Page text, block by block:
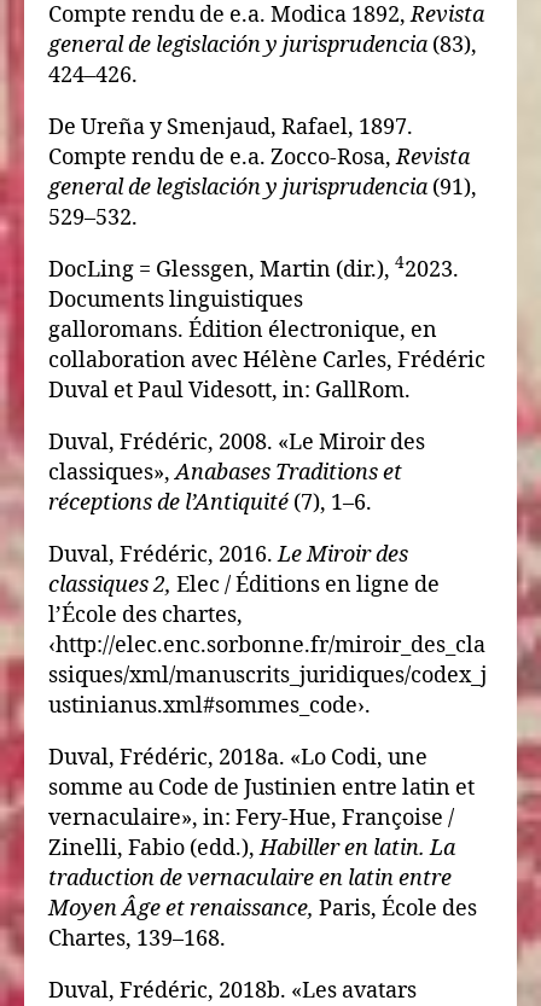
Compte rendu de e.a. Modica 1892,Revista
general de legislación y jurisprudencia (83),
424–426.
De Ureña y Smenjaud, Rafael, 1897.
Compte rendu de e.a. Zocco-Rosa,Revista
general de legislación y jurisprudencia (91),
529–532.
DocLing = Glessgen, Martin (dir.), 42023.
Documents linguistiques
galloromans. Édition électronique, en
collaboration avec Hélène Carles, Frédéric
Duval et Paul Videsott, in: GallRom.
Duval, Frédéric, 2008. «Le Miroir des
classiques»,Anabases Traditions et
réceptions de l’Antiquité (7), 1–6.
Duval, Frédéric, 2016.Le Miroir des
classiques 2, Elec / Éditions en ligne de
l’École des chartes,
‹http://elec.enc.sorbonne.fr/miroir_des_cla
ssiques/xml/manuscrits_juridiques/codex_j
ustinianus.xml#sommes_code›.
Duval, Frédéric, 2018a. «Lo Codi, une
somme au Code de Justinien entre latin et
vernaculaire», in: Fery-Hue, Françoise /
Zinelli, Fabio (edd.),Habiller en latin. La
traduction de vernaculaire en latin entre
Moyen Âge et renaissance, Paris, École des
Chartes, 139–168.
Duval, Frédéric, 2018b. «Les avatars